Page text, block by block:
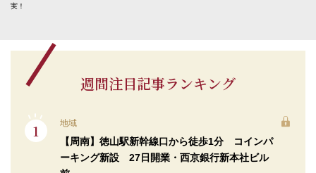
実！
週間注目記事ランキング
地域
【周南】徳山駅新幹線口から徒歩1分 コインパ
ーキング新設 27日開業・西京銀行新本社ビル